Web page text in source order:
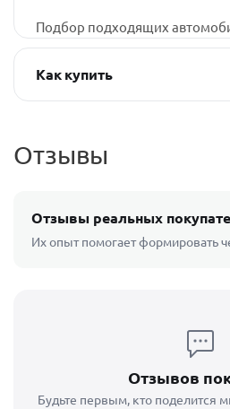
Подбор подходящих
Как купить
Отзывы
Отзывы реальных
Их опыт помогает формировать
Отзывов
Будьте первым, кто поделится